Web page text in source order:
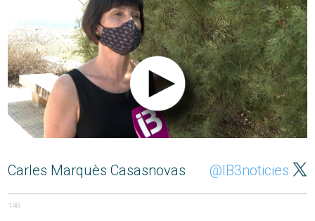
Carles Marquès Casasnovas @IB3noticies
148